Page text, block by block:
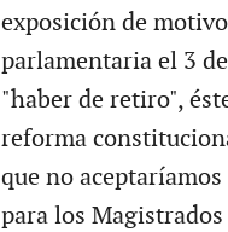
exposición de
parlamentaria el 3
"haber de retiro",
reforma
que no
para los